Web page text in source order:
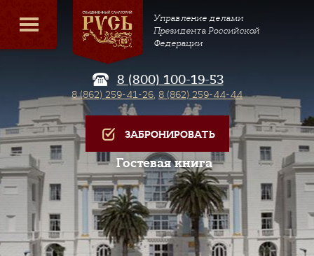
Управление делами
Президента Российской
Федерации
8 (800) 100-19-53
8 (862) 259-41-26, 8 (862) 259-44-44
ЗАБРОНИРОВАТЬ
Гостевая книга